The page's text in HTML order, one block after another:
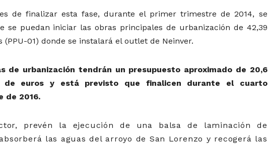
de finalizar esta fase, durante el primer trimestre de 2014, se
se puedan iniciar las obras principales de urbanización de 42,39
(PPU-01) donde se instalará el outlet de Neinver.
de urbanización tendrán un presupuesto aproximado de 20,6
de euros y está previsto que finalicen durante el cuarto
de 2016.
prevén la ejecución de una balsa de laminación de
las aguas del arroyo de San Lorenzo y recogerá las